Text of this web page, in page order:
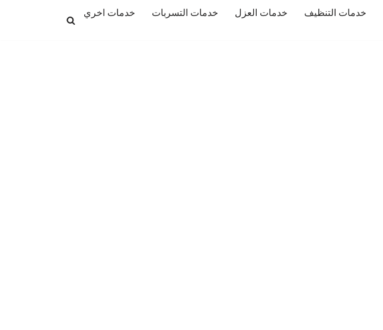
خدمات التنظيف خدمات العزل خدمات التسربات
خدمات اخري